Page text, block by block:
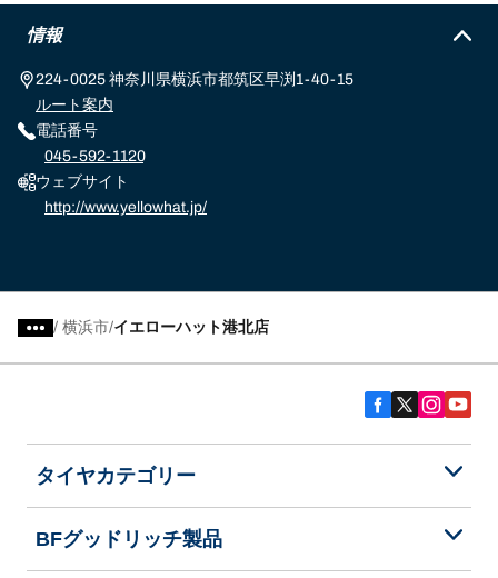
情報
224-0025 神奈川県横浜市都筑区早渕1-40-15
ルート案内
電話番号
045-592-1120
ウェブサイト
http://www.yellowhat.jp/
/ 横浜市 イエローハット港北店
タイヤカテゴリー
BFグッドリッチ製品